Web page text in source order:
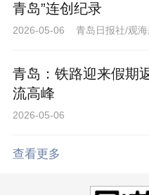
青岛”连创纪录
2026-05-06 青岛日报社/观海
青岛：铁路迎来假期
流高峰
2026-05-06
查看更多